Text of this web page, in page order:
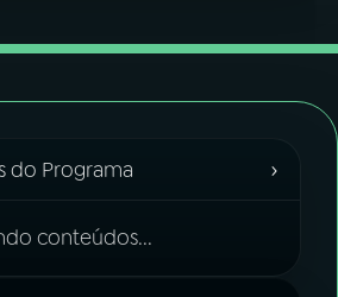
do Programa ›
conteúdos...